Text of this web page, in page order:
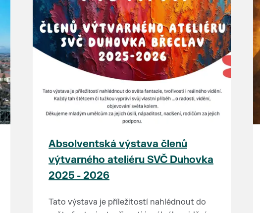
Absolventská výstava členů
výtvarného ateliéru SVČ Duhovka
2025 - 2026
Tato výstava je příležitostí nahlédnout do